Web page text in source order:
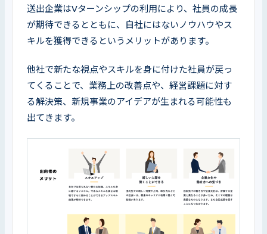
送出企業はVターンシップの利用により、社員の成長
が期待できるとともに、自社にはないノウハウやス
キルを獲得できるというメリットがあります。
他社で新たな視点やスキルを身に付けた社員が戻っ
てくることで、業務上の改善点や、経営課題に対す
る解決策、新規事業のアイデアが生まれる可能性も
出てきます。